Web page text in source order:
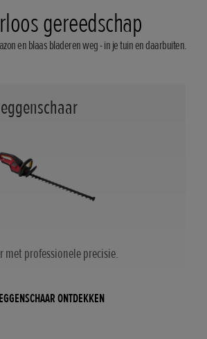
gereedschap
en blaas bladeren weg - in je tuin en daarbuiten.
met professionele precisie.
ONTDEKKEN